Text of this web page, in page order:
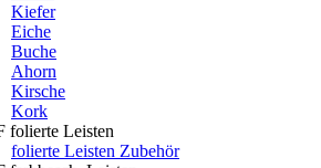
Kiefer
Eiche
Buche
Ahorn
Kirsche
Kork
folierte Leisten
folierte Leisten Zubehör